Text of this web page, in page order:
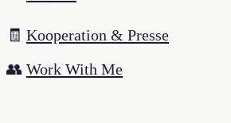
🧾 Kooperation & Presse
👥 Work With Me